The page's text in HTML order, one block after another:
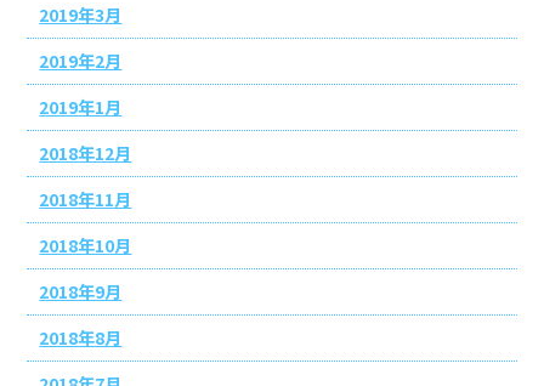
2019年3月
2019年2月
2019年1月
2018年12月
2018年11月
2018年10月
2018年9月
2018年8月